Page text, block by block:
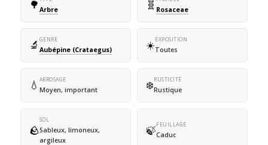
🌳 Arbre 🧬 Rosaceae
🔬 GENRE
Aubépine (Crataegus) ☀️EXPOSITION
Toutes
💧 ARROSAGE
Moyen, important ❄️RUSTICITÉ
Rustique
🪨
SOL
Sableux, limoneux,
argileux
🍃FEUILLAGE
Caduc